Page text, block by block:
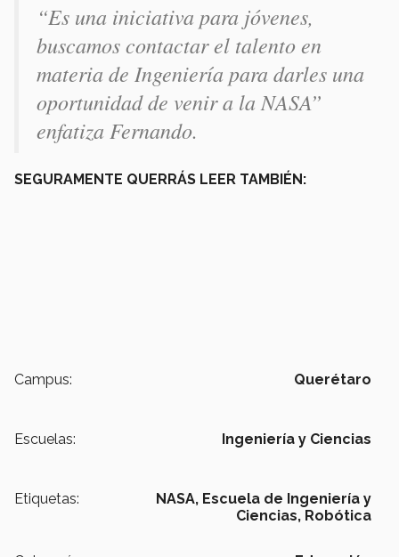
“Es una iniciativa para jóvenes,
buscamos contactar el talento en
materia de Ingeniería para darles una
oportunidad de venir a la NASA”
enfatiza Fernando.
SEGURAMENTE QUERRÁS LEER TAMBIÉN:
Campus: Querétaro
Escuelas: Ingeniería y Ciencias
Etiquetas: NASA, Escuela de Ingeniería y
Ciencias, Robótica